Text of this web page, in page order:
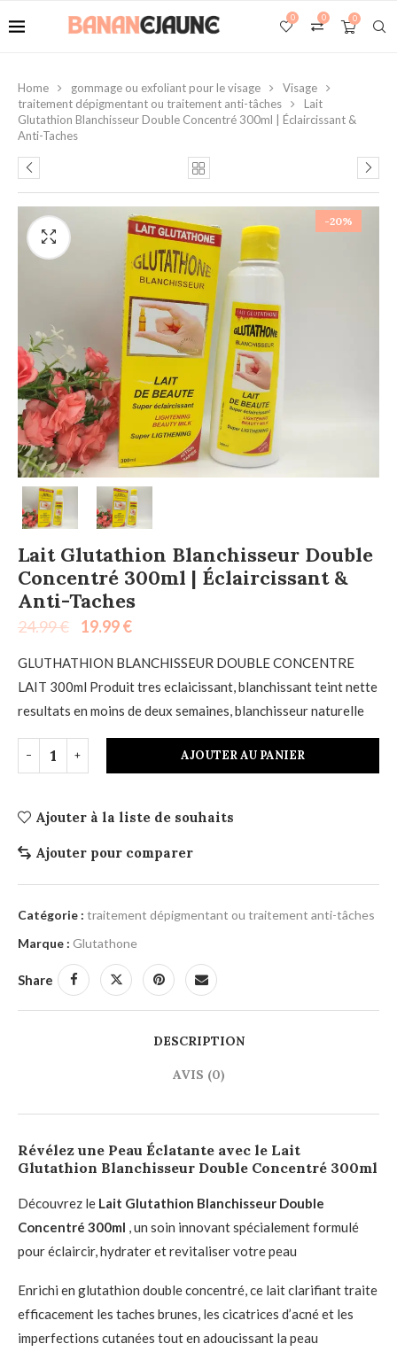
0
0
0
Home gommage ou exfoliant pour le visage
Visage
traitement dépigmentant ou traitement anti-tâches
Lait
Glutathion Blanchisseur Double Concentré 300ml | Éclaircissant &
Anti-Taches
-20%
Lait Glutathion Blanchisseur Double
Concentré 300ml | Éclaircissant &
Anti-Taches
24.99€ 19.99€
GLUTHATHION BLANCHISSEUR DOUBLE CONCENTRE
LAIT 300ml Produit tres eclaicissant, blanchissant teint nette
resultats en moins de deux semaines, blanchisseur naturelle
AJOUTER AU PANIER
Ajouter à la liste de souhaits
Ajouter pour comparer
Catégorie : traitement dépigmentant ou traitement anti-tâches
Marque : Glutathone
Share
DESCRIPTION
AVIS (0)
Révélez une Peau Éclatante avec le Lait
Glutathion Blanchisseur Double Concentré 300ml
Découvrez le Lait Glutathion Blanchisseur Double
Concentré 300ml , un soin innovant spécialement formulé
pour éclaircir, hydrater et revitaliser votre peau
Enrichi en glutathion double concentré, ce lait clarifiant traite
efficacement les taches brunes, les cicatrices d’acné et les
imperfections cutanées tout en adoucissant la peau